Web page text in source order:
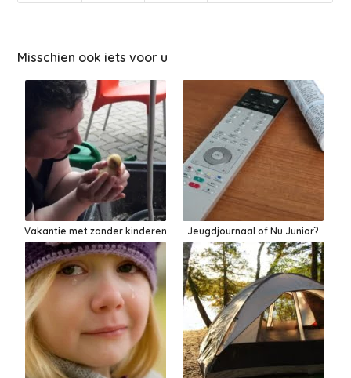
Misschien ook iets voor u
Vakantie met zonder kinderen Jeugdjournaal of Nu.Junior?